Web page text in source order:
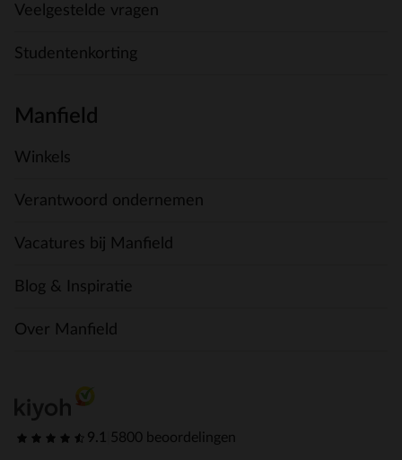
Veelgestelde vragen
Studentenkorting
Manfield
Winkels
Verantwoord ondernemen
Vacatures bij Manfield
Blog & Inspiratie
Over Manfield
9.1 5800 beoordelingen